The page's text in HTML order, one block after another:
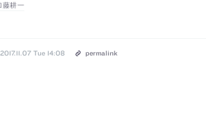
藤耕一
2017.11.07 Tue 14:08 permalink